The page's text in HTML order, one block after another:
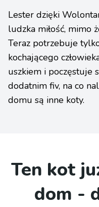
Lester dzięki
ludzka miłość, mimo
Teraz potrzebuje
kochającego
uszkiem i poczęstuje
dodatnim fiv, na co
domu są inne koty.
Ten kot
dom -